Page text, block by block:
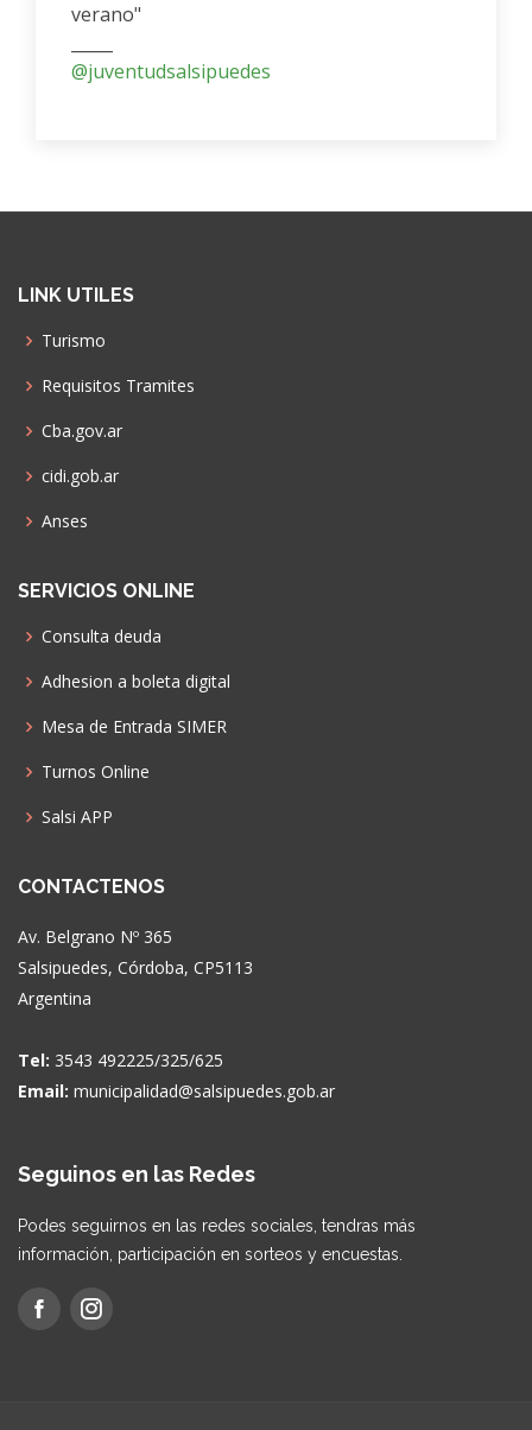
verano"
@juventudsalsipuedes
LINK UTILES
Turismo
Requisitos Tramites
Cba.gov.ar
cidi.gob.ar
Anses
SERVICIOS ONLINE
Consulta deuda
Adhesion a boleta digital
Mesa de Entrada SIMER
Turnos Online
Salsi APP
CONTACTENOS
Av. Belgrano Nº 365
Salsipuedes, Córdoba, CP5113
Argentina
Tel: 3543 492225/325/625
Email: municipalidad@salsipuedes.gob.ar
Seguinos en las Redes
Podes seguirnos en las redes sociales, tendras más
información, participación en sorteos y encuestas.